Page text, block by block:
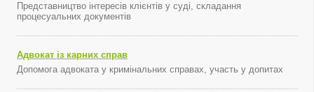
Представництво інтересів клієнтів у суді, складання
процесуальних документів
Адвокат із карних справ
Допомога адвоката у кримінальних справах, участь у допитах